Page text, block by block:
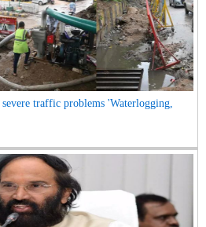
traffic problems 'Waterlogging,